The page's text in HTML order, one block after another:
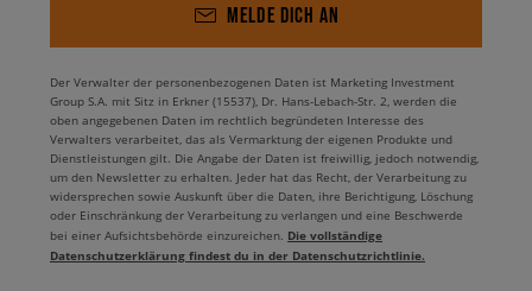
MELDE DICH AN
Der Verwalter der personenbezogenen Daten ist Marketing Investment
Group S.A. mit Sitz in Erkner (15537), Dr. Hans-Lebach-Str. 2, werden die
oben angegebenen Daten im rechtlich begründeten Interesse des
Verwalters verarbeitet, das als Vermarktung der eigenen Produkte und
Dienstleistungen gilt. Die Angabe der Daten ist freiwillig, jedoch notwendig,
um den Newsletter zu erhalten. Jeder hat das Recht, der Verarbeitung zu
widersprechen sowie Auskunft über die Daten, ihre Berichtigung, Löschung
oder Einschränkung der Verarbeitung zu verlangen und eine Beschwerde
bei einer Aufsichtsbehörde einzureichen. Die vollständige
Datenschutzerklärung findest du in der Datenschutzrichtlinie.